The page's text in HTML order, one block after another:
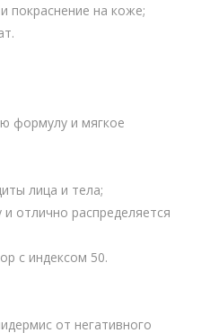
покраснение на коже;
формулу и мягкое
лица и тела;
и отлично распределяется
с индексом 50.
от негативного